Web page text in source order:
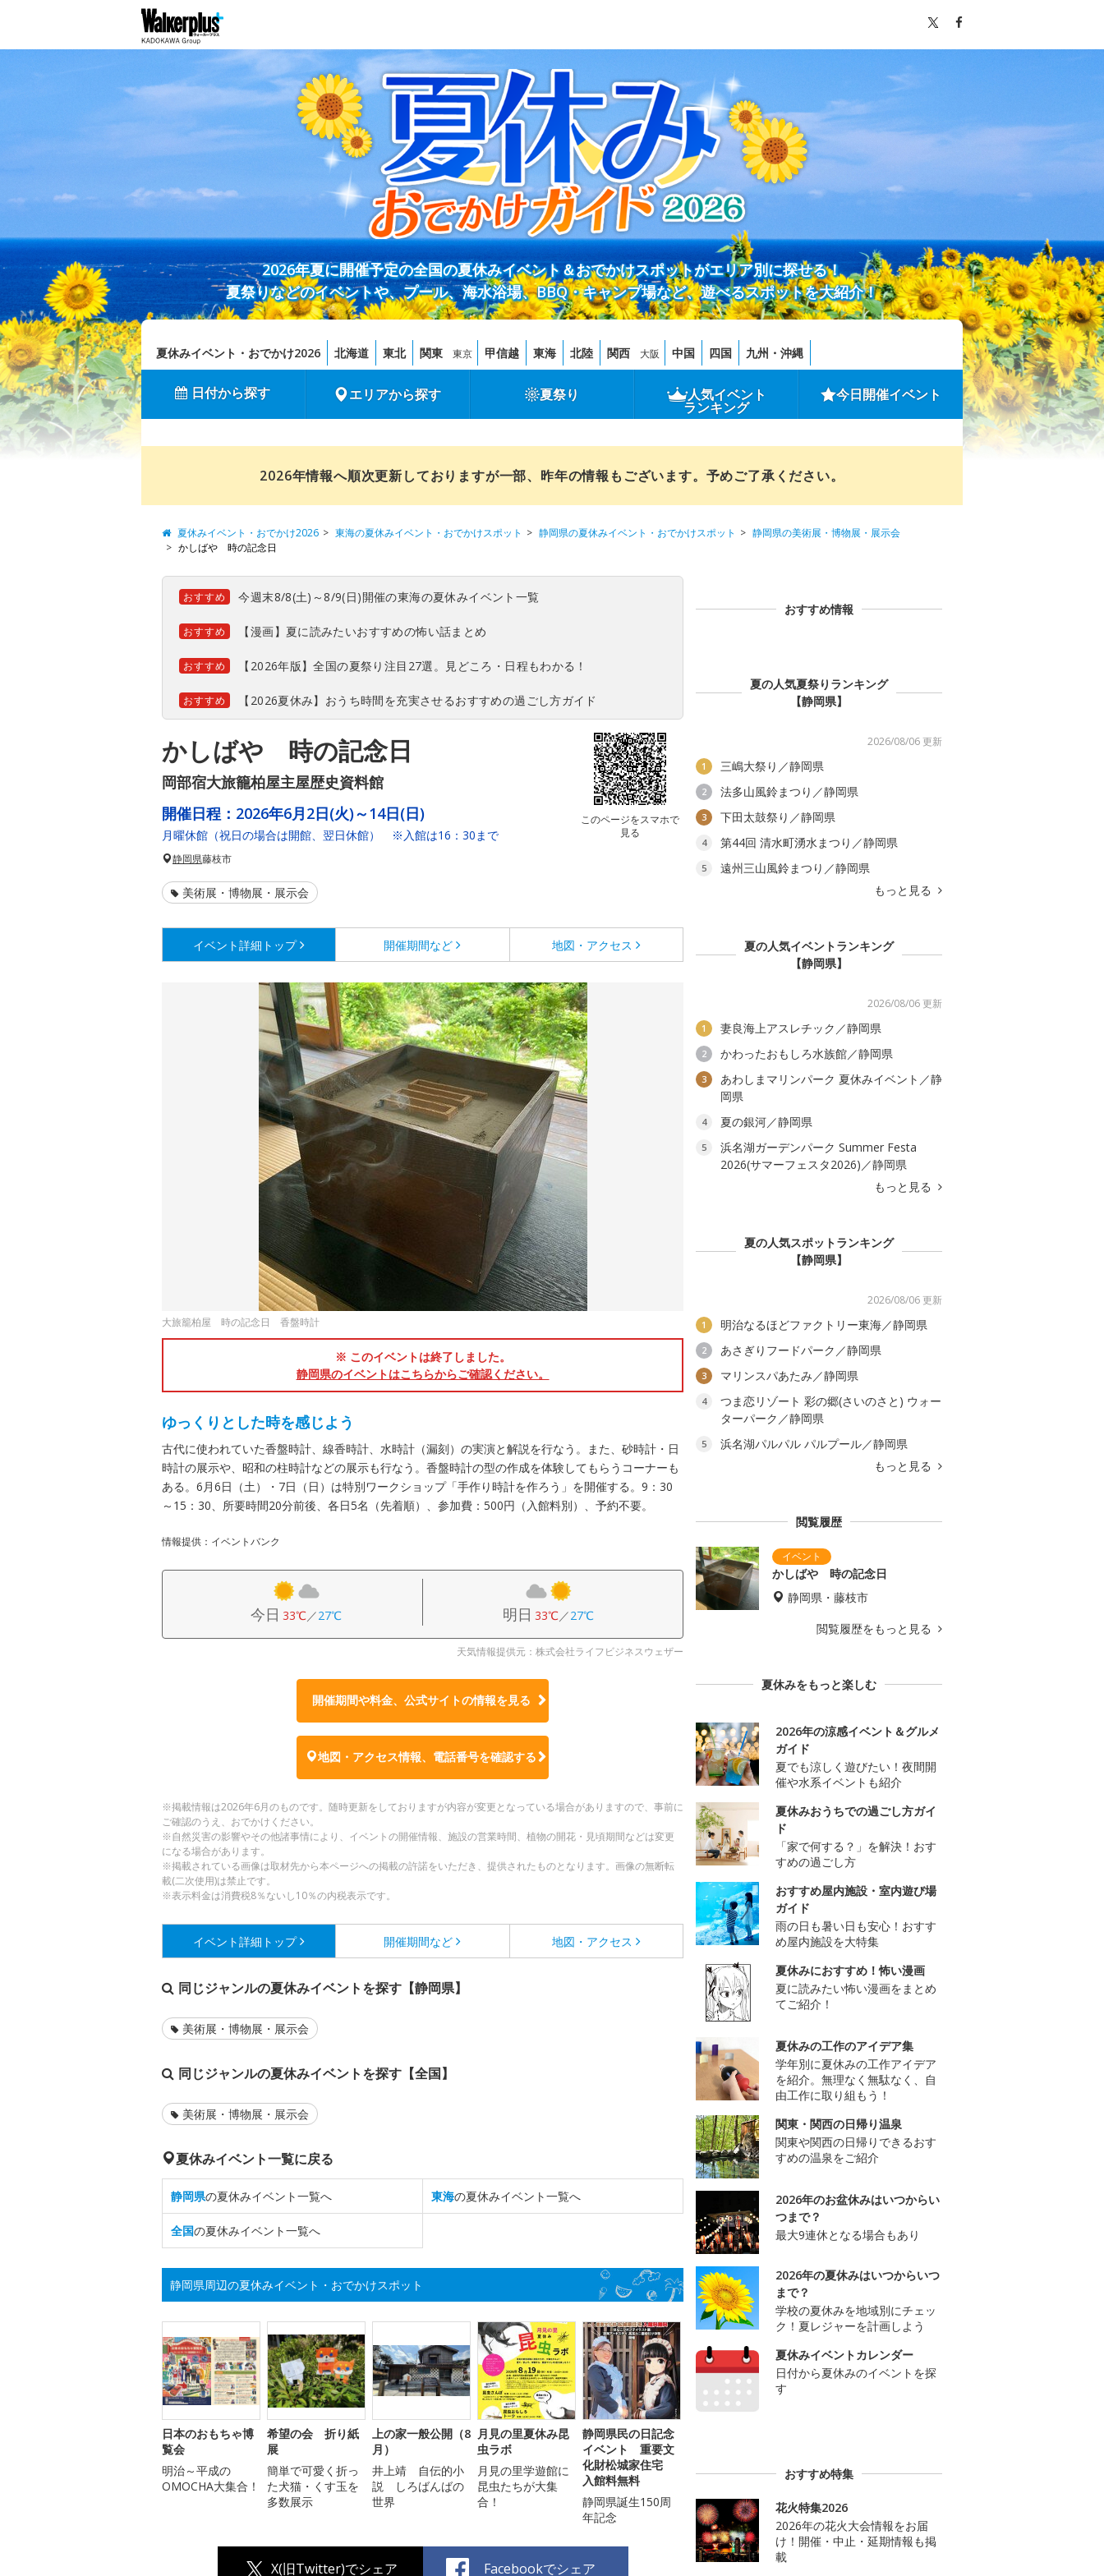
2026年夏に開催予定の全国の夏休みイベント＆おでかけスポットがエリア別に探せる！
夏祭りなどのイベントや、プール、海水浴場、BBQ・キャンプ場など、遊べるスポットを大紹介！
夏休みイベント・おでかけ2026 北海道 東北 関東 東京 甲信越 東海 北陸 関西 大阪 中国 四国 九州・沖縄
日付から探す エリアから探す 夏祭り 人気イベント
ランキング
今日開催イベント
2026年情報へ順次更新しておりますが一部、昨年の情報もございます。予めご了承ください。
夏休みイベント・おでかけ2026 東海の夏休みイベント・おでかけスポット 静岡県の夏休みイベント・おでかけスポット
静岡県の美術展・博物展・展示会
かしばや 時の記念日
おすすめ 今週末8/8(土)～8/9(日)開催の東海の夏休みイベント一覧
おすすめ 【漫画】夏に読みたいおすすめの怖い話まとめ
おすすめ 【2026年版】全国の夏祭り注目27選。見どころ・日程もわかる！
おすすめ 【2026夏休み】おうち時間を充実させるおすすめの過ごし方ガイド
かしばや 時の記念日
岡部宿大旅籠柏屋主屋歴史資料館
このページをスマホで
見る
開催日程： 2026年6月2日(火)～14日(日)
月曜休館（祝日の場合は開館、翌日休館） ※入館は16：30まで
静岡県藤枝市
美術展・博物展・展示会
イベント詳細 トップ 開催期間など 地図・アクセス
大旅籠柏屋 時の記念日 香盤時計
※ このイベントは終了しました。
静岡県のイベントはこちらからご確認ください。
ゆっくりとした時を感じよう
古代に使われていた香盤時計、線香時計、水時計（漏刻）の実演と解説を行なう。また、砂時計・日
時計の展示や、昭和の柱時計などの展示も行なう。香盤時計の型の作成を体験してもらうコーナーも
ある。6月6日（土）・7日（日）は特別ワークショップ「手作り時計を作ろう」を開催する。9：30
～15：30、所要時間20分前後、各日5名（先着順）、参加費：500円（入館料別）、予約不要。
情報提供：イベントバンク
今日 33℃／27℃ 明日 33℃／27℃
天気情報提供元：株式会社ライフビジネスウェザー
開催期間や料金、公式サイトの情報を見る
地図・アクセス情報、電話番号を確認する
※掲載情報は2026年6月のものです。随時更新をしておりますが内容が変更となっている場合がありますので、事前に
ご確認のうえ、おでかけください。
※自然災害の影響やその他諸事情により、イベントの開催情報、施設の営業時間、植物の開花・見頃期間などは変更
になる場合があります。
※掲載されている画像は取材先から本ページへの掲載の許諾をいただき、提供されたものとなります。画像の無断転
載(二次使用)は禁止です。
※表示料金は消費税8％ないし10％の内税表示です。
イベント詳細 トップ 開催期間など 地図・アクセス
同じジャンルの夏休みイベントを探す【静岡県】
美術展・博物展・展示会
同じジャンルの夏休みイベントを探す【全国】
美術展・博物展・展示会
夏休みイベント一覧に戻る
静岡県の夏休みイベント一覧へ 東海の夏休みイベント一覧へ
全国の夏休みイベント一覧へ
静岡県周辺の夏休みイベント・おでかけスポット
日本のおもちゃ博
覧会
明治～平成の
OMOCHA大集合！
希望の会 折り紙
展
簡単で可愛く折っ
た犬猫・くす玉を
多数展示
上の家一般公開（8
月）
井上靖 自伝的小
説 しろばんばの
世界
月見の里夏休み昆
虫ラボ
月見の里学遊館に
昆虫たちが大集
合！
静岡県民の日記念
イベント 重要文
化財松城家住宅
入館料無料
静岡県誕生150周
年記念
X(旧Twitter)でシェア Facebookでシェア
おすすめ情報
夏の人気夏祭りランキング
【静岡県】
2026/08/06 更新
1 三嶋大祭り／静岡県
2 法多山風鈴まつり／静岡県
3 下田太鼓祭り／静岡県
4 第44回 清水町湧水まつり／静岡県
5
遠州三山風鈴まつり／静岡県
もっと見る
夏の人気イベントランキング
【静岡県】
2026/08/06 更新
1 妻良海上アスレチック／静岡県
2 かわったおもしろ水族館／静岡県
3
あわしまマリンパーク 夏休みイベント／静
岡県
4 夏の銀河／静岡県
5
浜名湖ガーデンパーク Summer Festa
2026(サマーフェスタ2026)／静岡県
もっと見る
夏の人気スポットランキング
【静岡県】
2026/08/06 更新
1 明治なるほどファクトリー東海／静岡県
2 あさぎりフードパーク／静岡県
3 マリンスパあたみ／静岡県
4
つま恋リゾート 彩の郷(さいのさと) ウォー
ターパーク／静岡県
5
浜名湖パルパル パルプール／静岡県
もっと見る
閲覧履歴
かしばや 時の記念日
静岡県・藤枝市
閲覧履歴をもっと見る
夏休みをもっと楽しむ
2026年の涼感イベント＆グルメ
ガイド
夏でも涼しく遊びたい！夜間開
催や水系イベントも紹介
夏休みおうちでの過ごし方ガイ
ド
「家で何する？」を解決！おす
すめの過ごし方
おすすめ屋内施設・室内遊び場
ガイド
雨の日も暑い日も安心！おすす
め屋内施設を大特集
夏休みにおすすめ！怖い漫画
夏に読みたい怖い漫画をまとめ
てご紹介！
夏休みの工作のアイデア集
学年別に夏休みの工作アイデア
を紹介。無理なく無駄なく、自
由工作に取り組もう！
関東・関西の日帰り温泉
関東や関西の日帰りできるおす
すめの温泉をご紹介
2026年のお盆休みはいつからい
つまで？
最大9連休となる場合もあり
2026年の夏休みはいつからいつ
まで？
学校の夏休みを地域別にチェッ
ク！夏レジャーを計画しよう
夏休みイベントカレンダー
日付から夏休みのイベントを探
す
おすすめ特集
花火特集2026
2026年の花火大会情報をお届
け！開催・中止・延期情報も掲
載